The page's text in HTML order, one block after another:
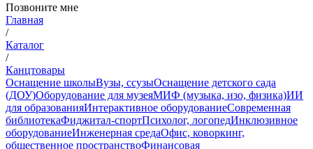
Позвоните мне
Главная
/
Каталог
/
Канцтовары
Оснащение школыВузы, ссузыОснащение детского сада
(ДОУ)Оборудование для музеяМИФ (музыка, изо, физика)ИИ
для образованияИнтерактивное оборудованиеСовременная
библиотекаФиджитал-спортПсихолог, логопедИнклюзивное
оборудованиеИнженерная средаОфис, коворкинг,
общественное пространствоФинансовая